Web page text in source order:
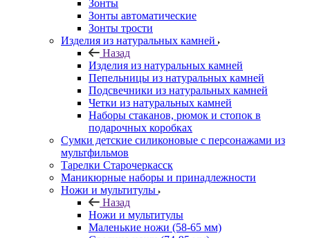
Зонты
Зонты автоматические
Зонты трости
Изделия из натуральных камней
Назад
Изделия из натуральных камней
Пепельницы из натуральных камней
Подсвечники из натуральных камней
Четки из натуральных камней
Наборы стаканов, рюмок и стопок в
подарочных коробках
Сумки детские силиконовые с персонажами из
мультфильмов
Тарелки Старочеркасск
Маникюрные наборы и принадлежности
Ножи и мультитулы
Назад
Ножи и мультитулы
Маленькие ножи (58-65 мм)